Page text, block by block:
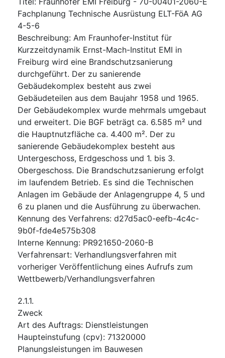
Fachplanung Technische Ausrüstung ELT-FöA AG
4-5-6
Beschreibung: Am Fraunhofer-Institut für
Kurzzeitdynamik Ernst-Mach-Institut EMI in
Freiburg wird eine Brandschutzsanierung
durchgeführt. Der zu sanierende
Gebäudekomplex besteht aus zwei
Gebäudeteilen aus dem Baujahr 1958 und 1965.
Der Gebäudekomplex wurde mehrmals umgebaut
und erweitert. Die BGF beträgt ca. 6.585 m² und
die Hauptnutzfläche ca. 4.400 m². Der zu
sanierende Gebäudekomplex besteht aus
Untergeschoss, Erdgeschoss und 1. bis 3.
Obergeschoss. Die Brandschutzsanierung erfolgt
im laufendem Betrieb. Es sind die Technischen
Anlagen im Gebäude der Anlagengruppe 4, 5 und
6 zu planen und die Ausführung zu überwachen.
Kennung des Verfahrens: d27d5ac0-eefb-4c4c-
9b0f-fde4e575b308
Interne Kennung: PR921650-2060-B
Verfahrensart: Verhandlungsverfahren mit
vorheriger Veröffentlichung eines Aufrufs zum
Wettbewerb/Verhandlungsverfahren
2.1.1.
Zweck
Art des Auftrags: Dienstleistungen
Haupteinstufung (cpv): 71320000
Planungsleistungen im Bauwesen